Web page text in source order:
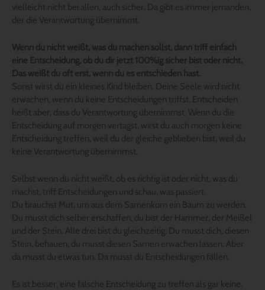
vielleicht nicht bei allen, auch sicher. Da gibt es immer jemanden,
der die Verantwortung übernimmt.
Wenn du nicht weißt, was du machen sollst, dann triff einfach
eine Entscheidung, ob du dir jetzt 100%ig sicher bist oder nicht.
Das weißt du oft erst, wenn du es entschieden hast.
Sonst wirst du ein kleines Kind bleiben. Deine Seele wird nicht
erwachen, wenn du keine Entscheidungen triffst. Entscheiden
heißt aber, dass du Verantwortung übernimmst. Wenn du die
Entscheidung auf morgen vertagst, wirst du auch morgen keine
Entscheidung treffen, weil du der gleiche geblieben bist, weil du
keine Verantwortung übernimmst.
Selbst wenn du nicht weißt, ob es richtig ist oder nicht, was du
machst, triff Entscheidungen und schau, was passiert.
Du brauchst Mut, um aus dem Samenkorn ein Baum zu werden.
Du musst dich selber erschaffen, du bist der Hammer, der Meißel
und der Stein. Alle drei bist du gleichzeitig. Du musst dich, diesen
Stein, behauen, du musst diesen Samen erwachen lassen. Aber
da musst du etwas tun. Da musst du Entscheidungen fällen.
Es ist besser, eine falsche Entscheidung zu treffen als gar keine.